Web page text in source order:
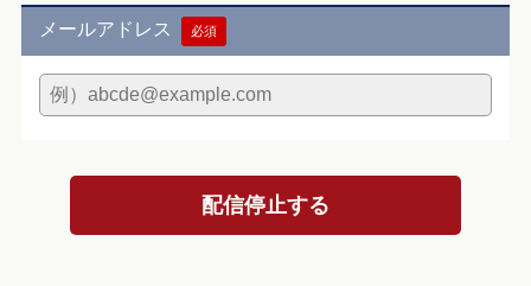
メールアドレス
必須